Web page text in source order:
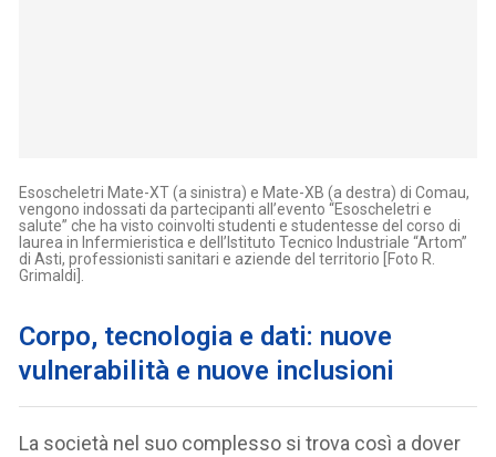
Esoscheletri Mate-XT (a sinistra) e Mate-XB (a destra) di Comau,
vengono indossati da partecipanti all’evento “Esoscheletri e
salute” che ha visto coinvolti studenti e studentesse del corso di
laurea in Infermieristica e dell’Istituto Tecnico Industriale “Artom”
di Asti, professionisti sanitari e aziende del territorio [Foto R.
Grimaldi].
Corpo, tecnologia e dati: nuove
vulnerabilità e nuove inclusioni
La società nel suo complesso si trova così a dover